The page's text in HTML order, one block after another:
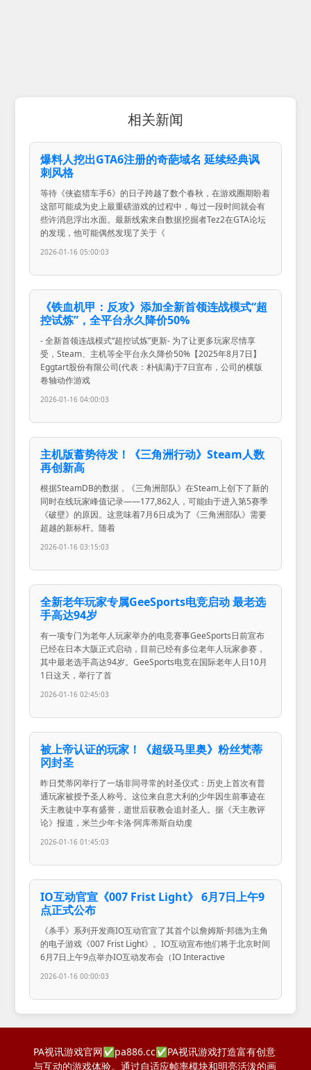
相关新闻
爆料人挖出GTA6注册的奇葩域名 延续经典讽
刺风格
等待《侠盗猎车手6》的日子跨越了数个春秋，在游戏圈期盼着
这部可能成为史上最重磅游戏的过程中，每过一段时间就会有
些许消息浮出水面。最新线索来自数据挖掘者Tez2在GTA论坛
的发现，他可能偶然发现了关于《
2026-01-16 05:00:03
《铁血机甲：反攻》添加全新首领连战模式“超
控试炼”，全平台永久降价50%
- 全新首领连战模式“超控试炼”更新- 为了让更多玩家尽情享
受，Steam、主机等全平台永久降价50%【2025年8月7日】
Eggtart股份有限公司(代表：朴镇满)于7日宣布，公司的横版
卷轴动作游戏
2026-01-16 04:00:03
主机版蓄势待发！《三角洲行动》Steam人数
再创新高
根据SteamDB的数据，《三角洲部队》在Steam上创下了新的
同时在线玩家峰值记录——177,862人，可能由于进入第5赛季
《破壁》的原因。这意味着7月6日成为了《三角洲部队》需要
超越的新标杆。随着
2026-01-16 03:15:03
全新老年玩家专属GeeSports电竞启动 最老选
手高达94岁
有一项专门为老年人玩家举办的电竞赛事GeeSports日前宣布
已经在日本大阪正式启动，目前已经有多位老年人玩家参赛，
其中最老选手高达94岁。GeeSports电竞在国际老年人日10月
1日这天，举行了首
2026-01-16 02:45:03
被上帝认证的玩家！《超级马里奥》粉丝梵蒂
冈封圣
昨日梵蒂冈举行了一场非同寻常的封圣仪式：历史上首次有普
通玩家被授予圣人称号。这位来自意大利的少年因生前事迹在
天主教徒中享有盛誉，逝世后获教会追封圣人。据《天主教评
论》报道，米兰少年卡洛·阿库蒂斯自幼虔
2026-01-16 01:45:03
IO互动官宣《007 Frist Light》 6月7日上午9
点正式公布
《杀手》系列开发商IO互动官宣了其首个以詹姆斯·邦德为主角
的电子游戏《007 Frist Light》。IO互动宣布他们将于北京时间
6月7日上午9点举办IO互动发布会（IO Interactive
2026-01-16 00:00:03
PA视讯游戏官网✅pa886.cc✅PA视讯游戏打造富有创意
与互动的游戏体验。通过自适应帧率模块和明亮活泼的画